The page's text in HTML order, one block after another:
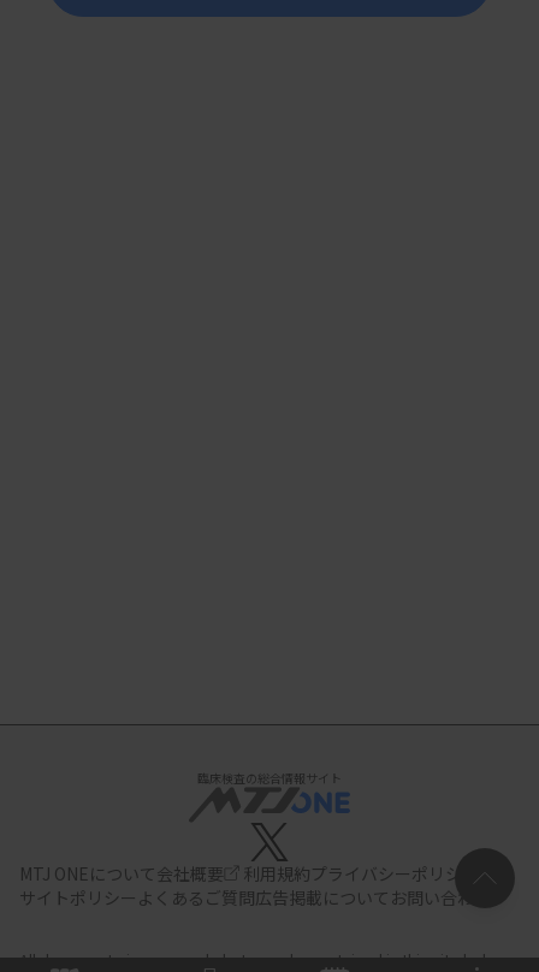
臨床検査の総合情報サイト
MTJ ONEについて会社概要 利用規約プライバシーポリシー
サイトポリシー よくあるご質問広告掲載について お問い合わせ
All documents,images and photographs contained in this site belong